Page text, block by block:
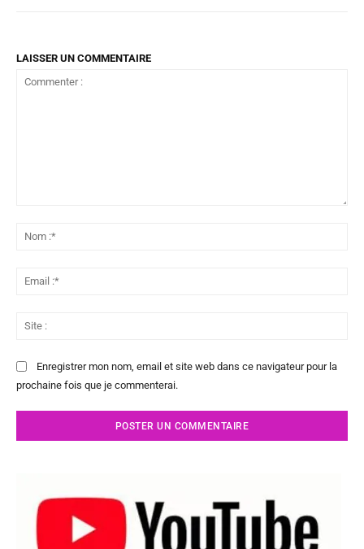
LAISSER UN COMMENTAIRE
Enregistrer mon nom, email et site web dans ce navigateur pour la
prochaine fois que je commenterai.